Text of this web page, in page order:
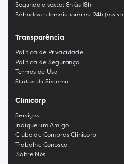
Segunda a sexta: 8h às 18h
Sábados e demais horários: 24h
Transparência
Política de Privacidade
Política de Segurança
Termos de Uso
Status do Sistema
Clinicorp
Serviços
Indique um Amigo
Clube de Compras Clinicorp
Trabalhe Conosco
Sobre Nós